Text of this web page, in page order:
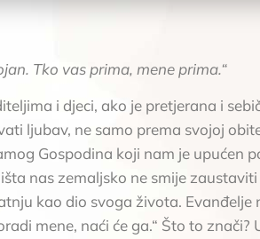
Tko vas prima, mene prima.“
i djeci, ako je pretjerana i
ljubav, ne samo prema svojoj
Gospodina koji nam je upućen
nas zemaljsko ne smije
kao dio svoga života. Evanđelje
mene, naći će ga.“ Što to znači?